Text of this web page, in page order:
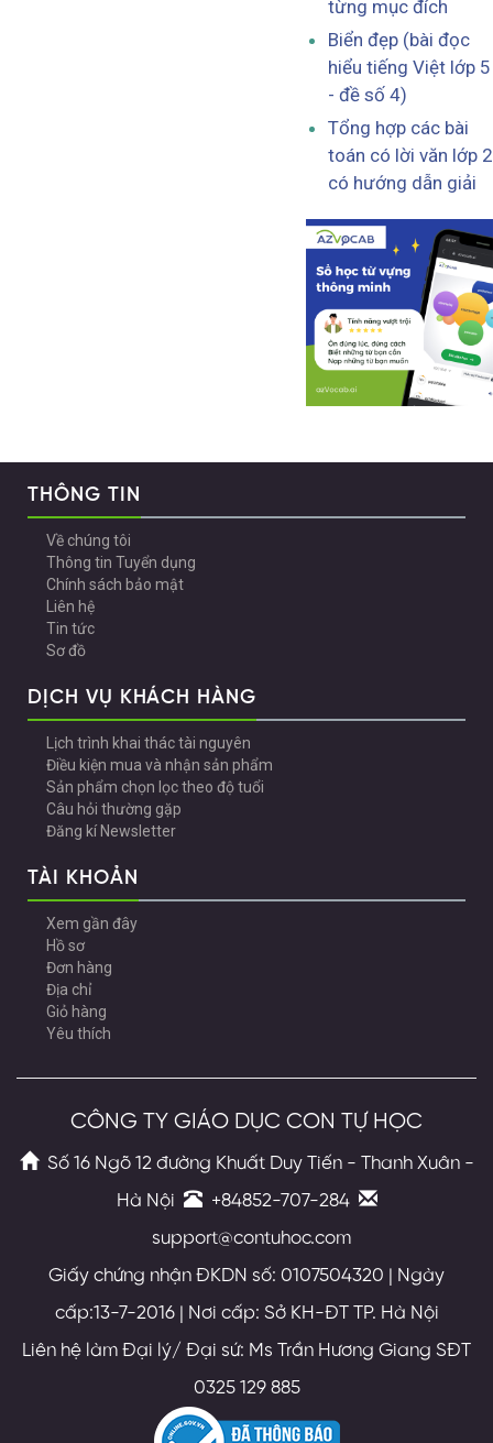
từng mục đích
Biển đẹp (bài đọc
hiểu tiếng Việt lớp 5
- đề số 4)
Tổng hợp các bài
toán có lời văn lớp 2
có hướng dẫn giải
THÔNG TIN
Về chúng tôi
Thông tin Tuyển dụng
Chính sách bảo mật
Liên hệ
Tin tức
Sơ đồ
DỊCH VỤ KHÁCH HÀNG
Lịch trình khai thác tài nguyên
Điều kiện mua và nhận sản phẩm
Sản phẩm chọn lọc theo độ tuổi
Câu hỏi thường gặp
Đăng kí Newsletter
TÀI KHOẢN
Xem gần đây
Hồ sơ
Đơn hàng
Địa chỉ
Giỏ hàng
Yêu thích
CÔNG TY GIÁO DỤC CON TỰ HỌC
Số 16 Ngõ 12 đường Khuất Duy Tiến - Thanh Xuân -
Hà Nội
+84852-707-284
support@contuhoc.com
Giấy chứng nhận ĐKDN số: 0107504320 | Ngày
cấp:13-7-2016 | Nơi cấp: Sở KH-ĐT TP. Hà Nội
Liên hệ làm Đại lý/ Đại sứ: Ms Trần Hương Giang SĐT
0325 129 885